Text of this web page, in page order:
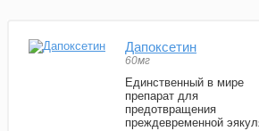
Дапоксетин
60мг
Единственный в мире
препарат для
предотвращения
преждевременной